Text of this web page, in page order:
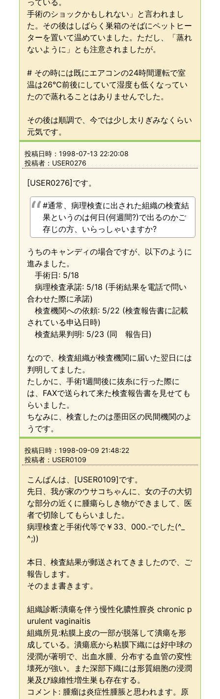
っている。
手術のショックかもしれない」と言われまし
た。その後はしばらく巣箱のそばにペットヒー
ターを置いて温めていました。ただし、「蒸れ
ないように」とも注意されましたが。
# その時には既にエアコンの24時間運転で室
温は26℃前後にしていて湿度も低くなってい
たので蒸れることはありませんでした。
その後は順調で、今では少し太りぎみなくらい
元気です。
投稿日時： 1998-07-13 22:20:08
投稿者：USER0276
[USER0276]です。
#通常、病理検査に出された組織の検査結
果というのは何日(何週間?)で出るのかご
存じの方、いらっしゃいますか?
うちのキャンディの場合ですが、以下のように
進みました。
手術日: 5/18
病理検査承諾: 5/18 (手術結果を電話で問い
合わせた際に承諾)
検査機関への依頼: 5/22 (検査報告書に記載
されている申込日時)
検査結果判明: 5/23 (同 報告日)
なので、検査組織が検査機関に届いた翌日には
判明してました。
たしかに、手術1週間後に抜糸に行った際に
は、FAXで送られて来た検査報告書を見せても
らいました。
ちなみに、検査したのは墨田区の民間機関のよ
うです。
投稿日時： 1998-09-09 21:48:22
投稿者：USER0109
こんばんは、[USER0109]です。
先日、我が家のウサコちゃんに、女の子の大切
な部分の近くに腫瘍らしき物ができまして、医
者で切除してもらいました。
病理検査と手術代等で￥33、000.-でした(^_
^;))
本日、検査結果が郵送されてきましたので、ご
報告します。
そのまま書きます。
組織診断:潰瘍を伴う慢性化膿性膣炎 chronic p
urulent vaginaitis
組織所見:粘膜上皮の一部が脱落して潰瘍を形
成している。潰瘍底から粘膜下織には好中球の
浸潤が著明で、出血水腫、分布する血管の変性
壊死が強い。また深部下織には形質細胞の浸潤
巣及び線維性増生巣も存在する。
コメント: 腫瘤は炎症性腫脹と思われます。原